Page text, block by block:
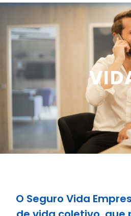
O Seguro Vida